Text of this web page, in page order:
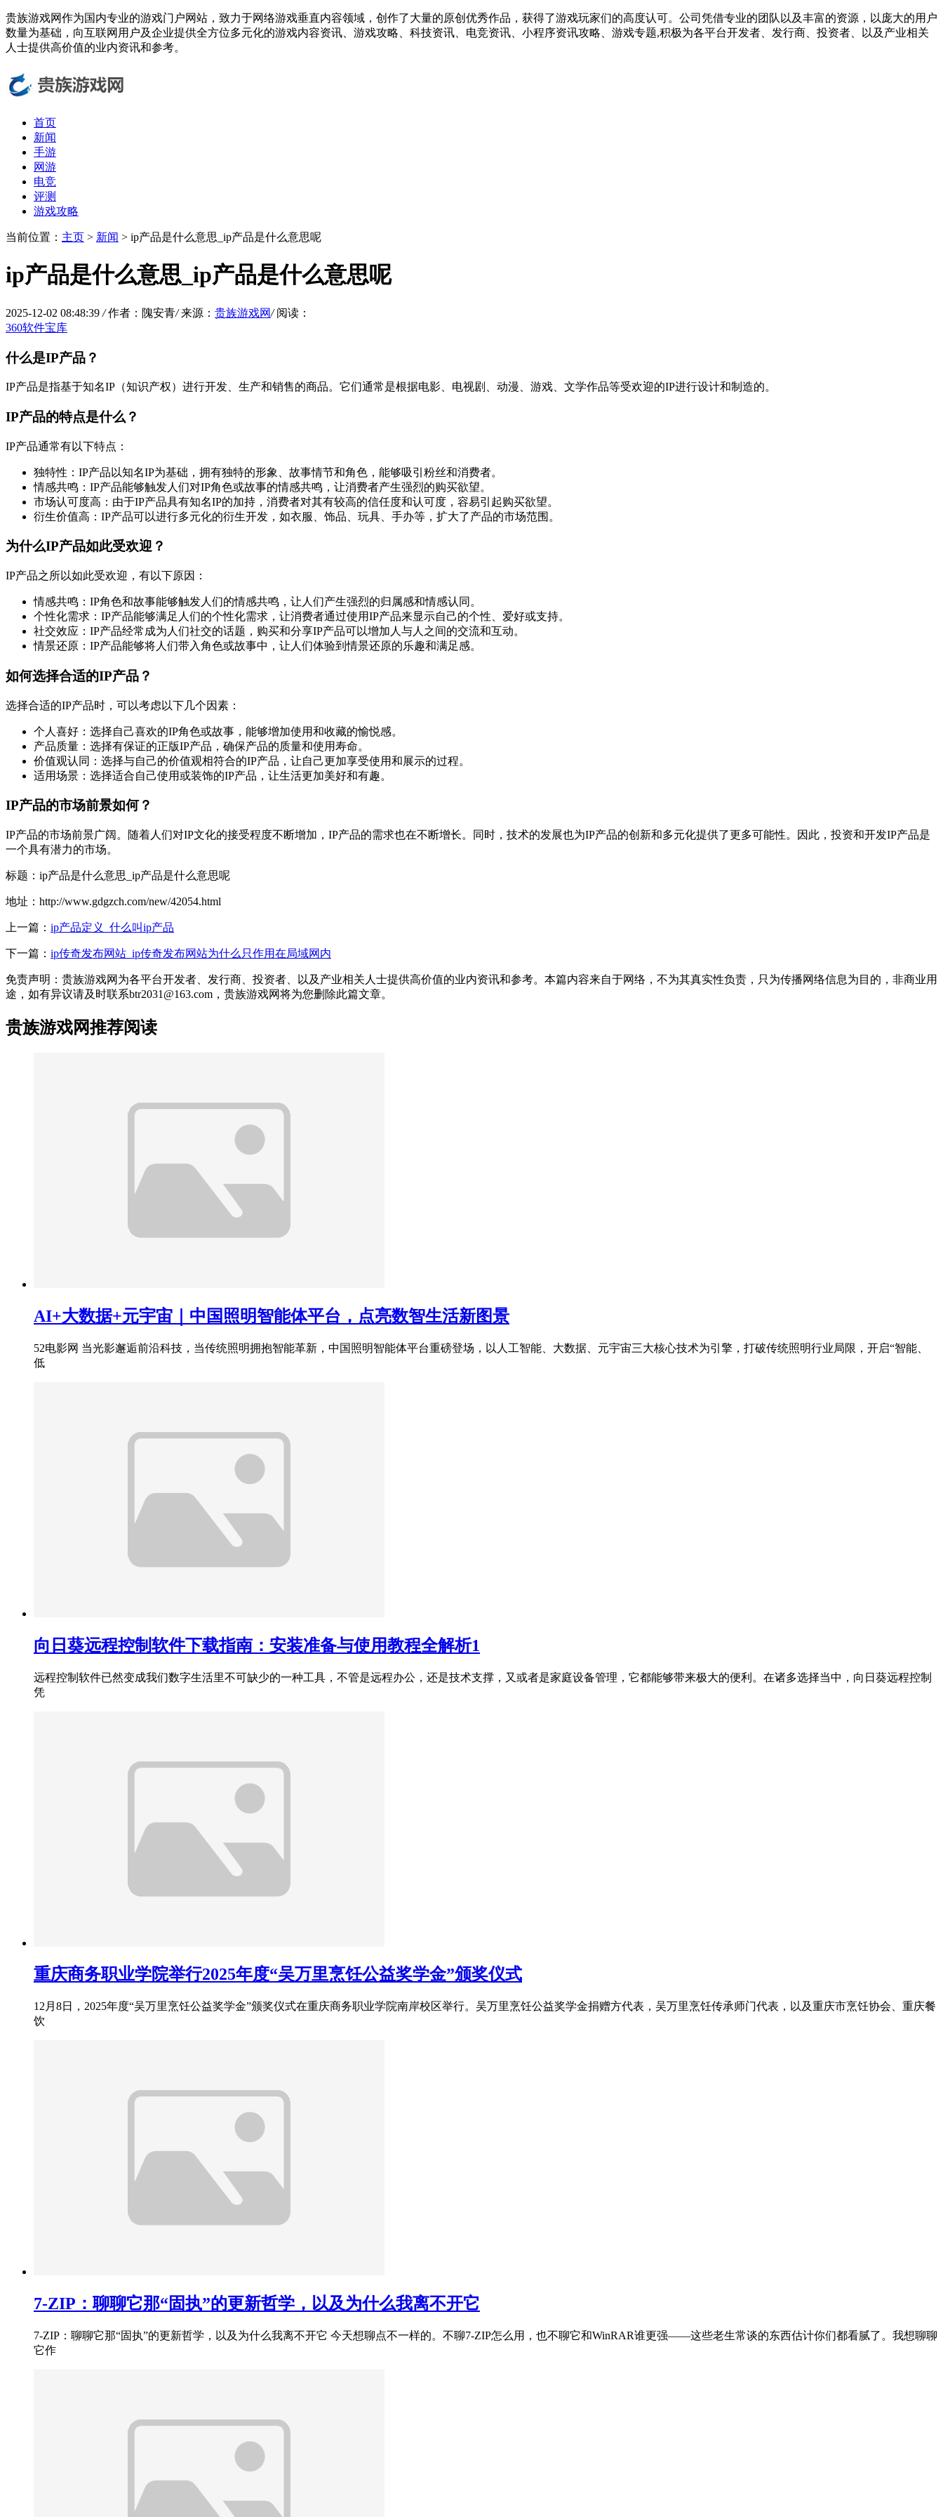
贵族游戏网作为国内专业的游戏门户网站，致力于网络游戏垂直内容领域，创作了大量的原创优秀作品，获得了游戏玩家们的高度认可。公司凭借专业的团队以及丰富的资源，以庞大的用户
数量为基础，向互联网用户及企业提供全方位多元化的游戏内容资讯、游戏攻略、科技资讯、电竞资讯、小程序资讯攻略、游戏专题,积极为各平台开发者、发行商、投资者、以及产业相关
人士提供高价值的业内资讯和参考。
首页
新闻
手游
网游
电竞
评测
游戏攻略
当前位置： 主页 > 新闻 > ip产品是什么意思_ip产品是什么意思呢
ip产品是什么意思_ip产品是什么意思呢
2025-12-02 08:48:39 / 作者：隗安青/ 来源： 贵族游戏网/ 阅读：
360软件宝库
什么是IP产品？
IP产品是指基于知名IP（知识产权）进行开发、生产和销售的商品。它们通常是根据电影、电视剧、动漫、游戏、文学作品等受欢迎的IP进行设计和制造的。
IP产品的特点是什么？
IP产品通常有以下特点：
独特性：IP产品以知名IP为基础，拥有独特的形象、故事情节和角色，能够吸引粉丝和消费者。
情感共鸣：IP产品能够触发人们对IP角色或故事的情感共鸣，让消费者产生强烈的购买欲望。
市场认可度高：由于IP产品具有知名IP的加持，消费者对其有较高的信任度和认可度，容易引起购买欲望。
衍生价值高：IP产品可以进行多元化的衍生开发，如衣服、饰品、玩具、手办等，扩大了产品的市场范围。
为什么IP产品如此受欢迎？
IP产品之所以如此受欢迎，有以下原因：
情感共鸣：IP角色和故事能够触发人们的情感共鸣，让人们产生强烈的归属感和情感认同。
个性化需求：IP产品能够满足人们的个性化需求，让消费者通过使用IP产品来显示自己的个性、爱好或支持。
社交效应：IP产品经常成为人们社交的话题，购买和分享IP产品可以增加人与人之间的交流和互动。
情景还原：IP产品能够将人们带入角色或故事中，让人们体验到情景还原的乐趣和满足感。
如何选择合适的IP产品？
选择合适的IP产品时，可以考虑以下几个因素：
个人喜好：选择自己喜欢的IP角色或故事，能够增加使用和收藏的愉悦感。
产品质量：选择有保证的正版IP产品，确保产品的质量和使用寿命。
价值观认同：选择与自己的价值观相符合的IP产品，让自己更加享受使用和展示的过程。
适用场景：选择适合自己使用或装饰的IP产品，让生活更加美好和有趣。
IP产品的市场前景如何？
IP产品的市场前景广阔。随着人们对IP文化的接受程度不断增加，IP产品的需求也在不断增长。同时，技术的发展也为IP产品的创新和多元化提供了更多可能性。因此，投资和开发IP产品是
一个具有潜力的市场。
标题：ip产品是什么意思_ip产品是什么意思呢
地址：http://www.gdgzch.com/new/42054.html
上一篇： ip产品定义_什么叫ip产品
下一篇： ip传奇发布网站_ip传奇发布网站为什么只作用在局域网内
免责声明：贵族游戏网为各平台开发者、发行商、投资者、以及产业相关人士提供高价值的业内资讯和参考。本篇内容来自于网络，不为其真实性负责，只为传播网络信息为目的，非商业用
途，如有异议请及时联系btr2031@163.com，贵族游戏网将为您删除此篇文章。
贵族游戏网推荐阅读
AI+大数据+元宇宙｜中国照明智能体平台，点亮数智生活新图景
52电影网 当光影邂逅前沿科技，当传统照明拥抱智能革新，中国照明智能体平台重磅登场，以人工智能、大数据、元宇宙三大核心技术为引擎，打破传统照明行业局限，开启“智能、
低
向日葵远程控制软件下载指南：安装准备与使用教程全解析1
远程控制软件已然变成我们数字生活里不可缺少的一种工具，不管是远程办公，还是技术支撑，又或者是家庭设备管理，它都能够带来极大的便利。在诸多选择当中，向日葵远程控制
凭
重庆商务职业学院举行2025年度“吴万里烹饪公益奖学金”颁奖仪式
12月8日，2025年度“吴万里烹饪公益奖学金”颁奖仪式在重庆商务职业学院南岸校区举行。吴万里烹饪公益奖学金捐赠方代表，吴万里烹饪传承师门代表，以及重庆市烹饪协会、重庆餐
饮
7-ZIP：聊聊它那“固执”的更新哲学，以及为什么我离不开它
7-ZIP：聊聊它那“固执”的更新哲学，以及为什么我离不开它 今天想聊点不一样的。不聊7-ZIP怎么用，也不聊它和WinRAR谁更强——这些老生常谈的东西估计你们都看腻了。我想聊聊
它作